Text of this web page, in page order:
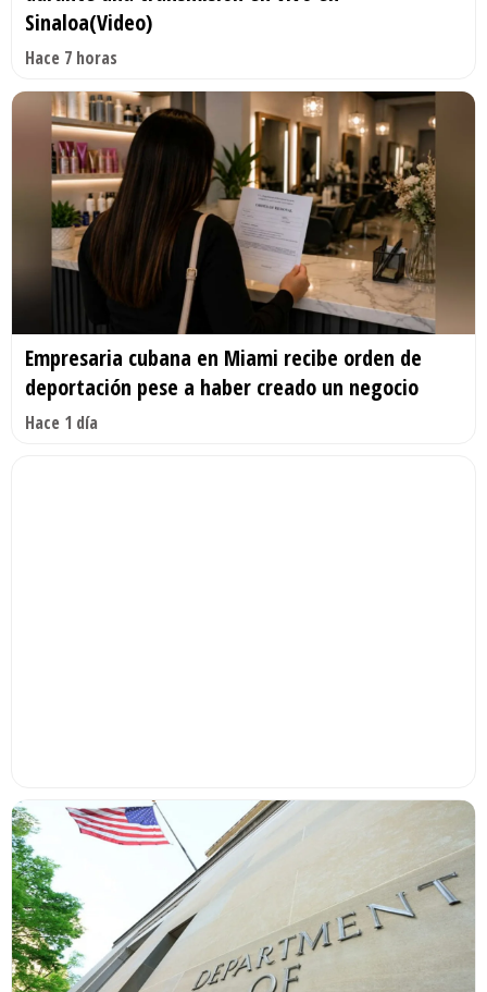
Sinaloa(Video)
Hace 7 horas
Empresaria cubana en Miami recibe orden de
deportación pese a haber creado un negocio
Hace 1 día